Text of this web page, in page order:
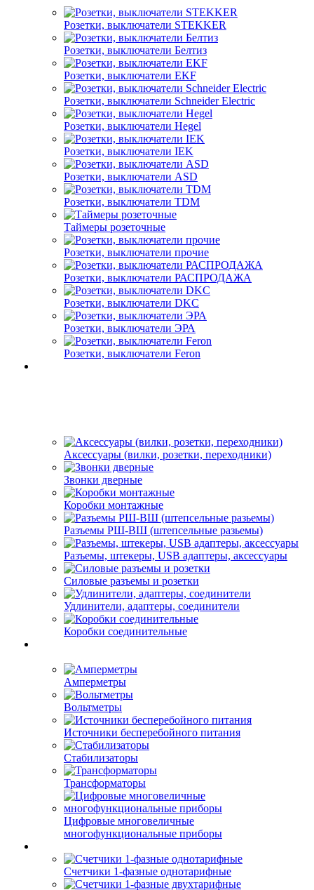
Розетки, выключатели STEKKER
Розетки, выключатели Белтиз
Розетки, выключатели EKF
Розетки, выключатели Schneider Electric
Розетки, выключатели Hegel
Розетки, выключатели IEK
Розетки, выключатели ASD
Розетки, выключатели TDM
Таймеры розеточные
Розетки, выключатели прочие
Розетки, выключатели РАСПРОДАЖА
Розетки, выключатели DKC
Розетки, выключатели ЭРА
Розетки, выключатели Feron
Аксессуары (вилки, розетки, переходники)
Звонки дверные
Коробки монтажные
Разъемы РШ-ВШ (штепсельные разьемы)
Разъемы, штекеры, USB адаптеры, аксессуары
Силовые разъемы и розетки
Удлинители, адаптеры, соединители
Коробки соединительные
Амперметры
Вольтметры
Источники бесперебойного питания
Стабилизаторы
Трансформаторы
Цифровые многовеличные
многофункциональные приборы
Счетчики 1-фазные однотарифные